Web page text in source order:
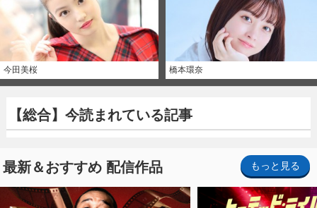
今田美桜 橋本環奈
【総合】今読まれている記事
最新＆おすすめ 配信作品 もっと見る